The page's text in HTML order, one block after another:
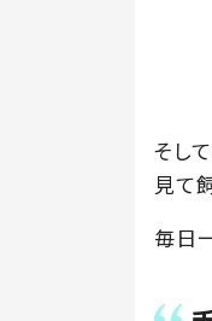
そし
見て
毎日